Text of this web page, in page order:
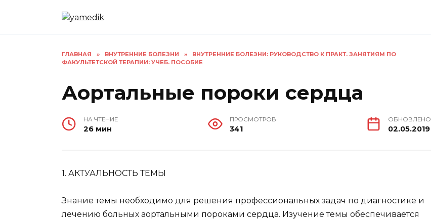
ГЛАВНАЯ » ВНУТРЕННИЕ БОЛЕЗНИ »
ВНУТРЕННИЕ БОЛЕЗНИ: РУКОВОДСТВО К ПРАКТ. ЗАНЯТИЯМ ПО
ФАКУЛЬТЕТСКОЙ ТЕРАПИИ: УЧЕБ. ПОСОБИЕ
Аортальные пороки сердца
НА ЧТЕНИЕ
26 мин
ПРОСМОТРОВ
341
ОБНОВЛЕНО
02.05.2019
1. АКТУАЛЬНОСТЬ ТЕМЫ
Знание темы необходимо для решения профессиональных задач по диагностике и
лечению больных аортальными пороками сердца. Изучение темы обеспечивается